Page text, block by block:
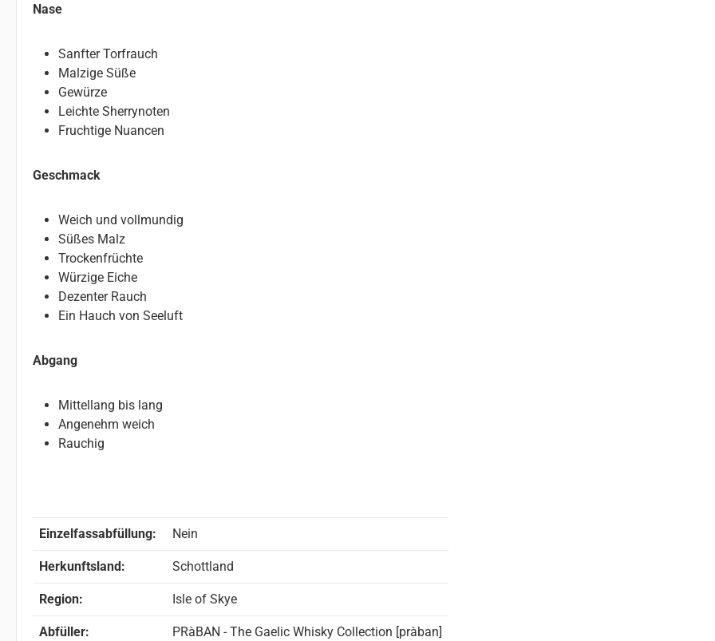
Nase
Sanfter Torfrauch
Malzige Süße
Gewürze
Leichte Sherrynoten
Fruchtige Nuancen
Geschmack
Weich und vollmundig
Süßes Malz
Trockenfrüchte
Würzige Eiche
Dezenter Rauch
Ein Hauch von Seeluft
Abgang
Mittellang bis lang
Angenehm weich
Rauchig
Einzelfassabfüllung: Nein
Herkunftsland: Schottland
Region: Isle of Skye
Abfüller: PRàBAN - The Gaelic Whisky Collection [pràban]